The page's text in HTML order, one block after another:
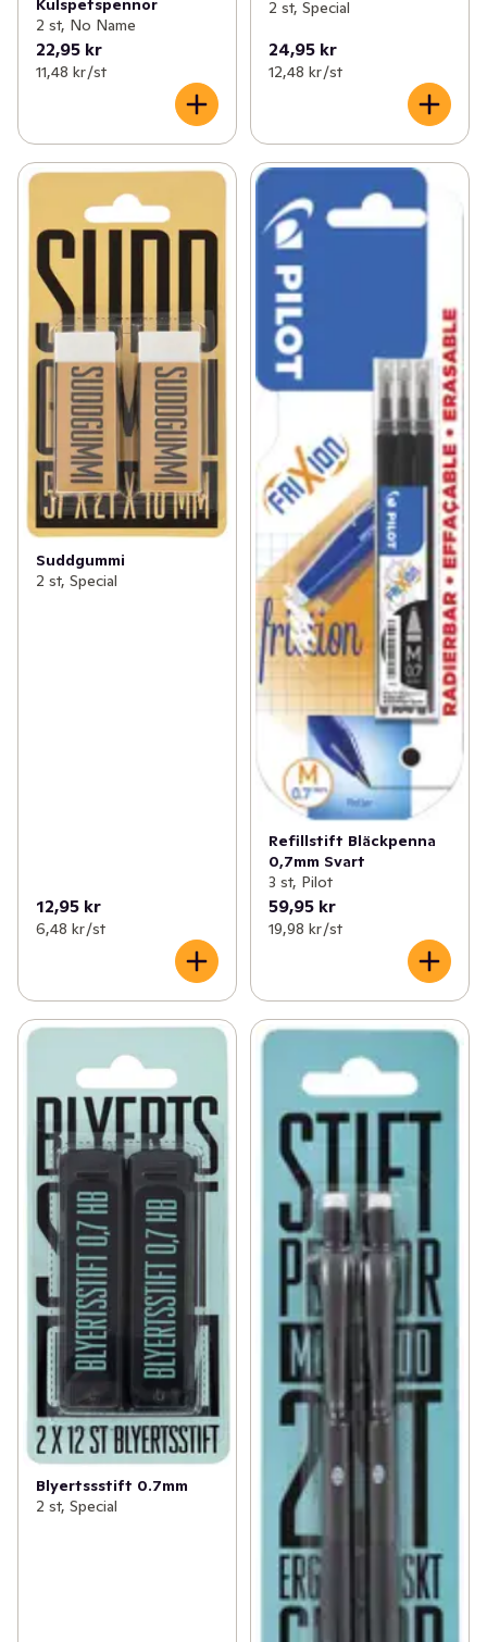
Kulspetspennor
2 st, No Name
22,95 kr
11,48 kr /st
2 st, Special
24,95 kr
12,48 kr /st
Suddgummi
2 st, Special
12,95 kr
6,48 kr /st
Refillstift Bläckpenna
0,7mm Svart
3 st, Pilot
59,95 kr
19,98 kr /st
Blyertssstift 0.7mm
2 st, Special